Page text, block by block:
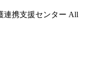
連携支援センター All